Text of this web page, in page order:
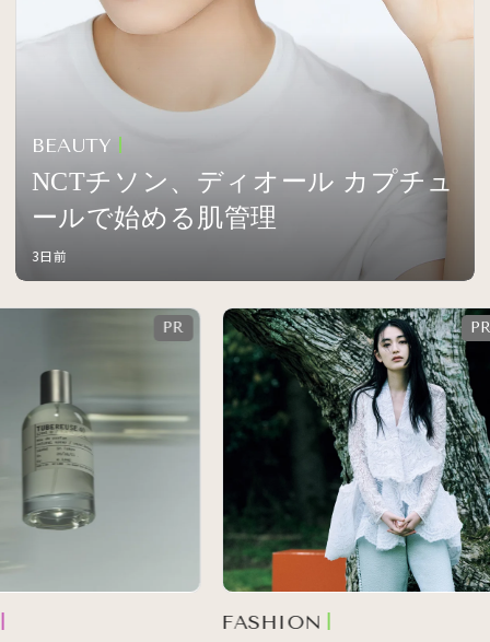
BEAUTY
NCTチソン、ディオール カプチュ
ールで始める肌管理
3日前
FASHION